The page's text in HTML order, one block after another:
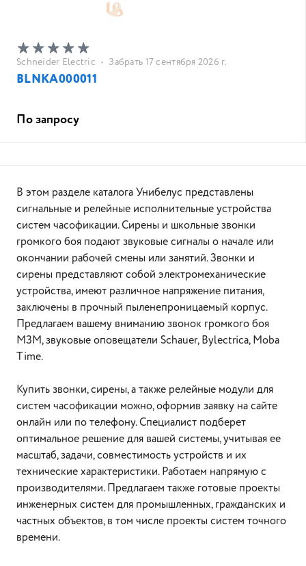
Schneider Electric • Забрать 17 сентября 2026 г.
BLNKA000011
По запросу
В этом разделе каталога Унибелус представлены
сигнальные и релейные исполнительные устройства
систем часофикации. Сирены и школьные звонки
громкого боя подают звуковые сигналы о начале или
окончании рабочей смены или занятий. Звонки и
сирены представляют собой электромеханические
устройства, имеют различное напряжение питания,
заключены в прочный пыленепроницаемый корпус.
Предлагаем вашему вниманию звонок громкого боя
МЗМ, звуковые оповещатели Schauer, Bylectrica, Moba
Time.
Купить звонки, сирены, а также релейные модули для
систем часофикации можно, оформив заявку на сайте
онлайн или по телефону. Специалист подберет
оптимальное решение для вашей системы, учитывая ее
масштаб, задачи, совместимость устройств и их
технические характеристики. Работаем напрямую с
производителями. Предлагаем также готовые проекты
инженерных систем для промышленных, гражданских и
частных объектов, в том числе проекты систем точного
времени.